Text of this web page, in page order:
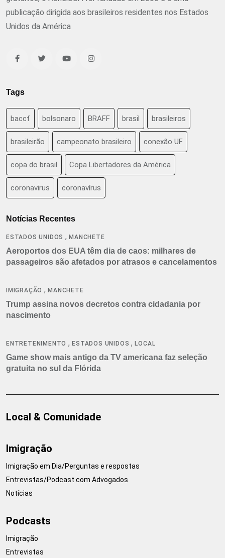
publicação dirigida aos brasileiros residentes nos Estados
Unidos da América
Tags
baccf bolsonaro BRAFF brasil brasileiros
brasileirão campeonato brasileiro conexão UF
copa do brasil Copa Libertadores da América
coronavirus coronavírus
Notícias Recentes
ESTADOS UNIDOS ,MANCHETE
Aeroportos dos EUA têm dia de caos: milhares de
passageiros são afetados por atrasos e cancelamentos
IMIGRAÇÃO ,MANCHETE
Trump assina novos decretos contra cidadania por
nascimento
ENTRETENIMENTO ,ESTADOS UNIDOS ,LOCAL
Game show mais antigo da TV americana faz seleção
gratuita no sul da Flórida
Local & Comunidade
Imigração
Imigração em Dia/Perguntas e respostas
Entrevistas/Podcast com Advogados
Notícias
Podcasts
Imigração
Entrevistas